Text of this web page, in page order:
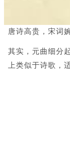
唐诗高贵，宋词
其实，元曲细分
上类似于诗歌，